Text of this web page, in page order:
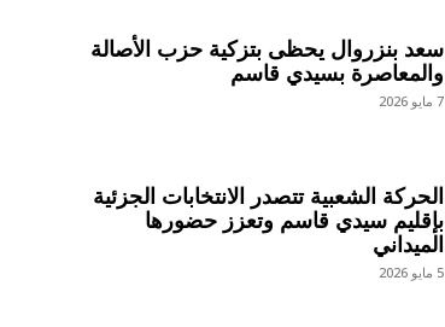
سعد بنزروال يحظى بتزكية حزب الأصالة
والمعاصرة بسيدي قاسم
7 مايو 2026
الحركة الشعبية تتصدر الانتخابات الجزئية
بإقليم سيدي قاسم وتعزز حضورها
الميداني
5 مايو 2026